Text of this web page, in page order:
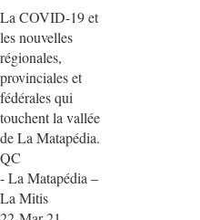
La COVID-19 et
les nouvelles
régionales,
provinciales et
fédérales qui
touchent la vallée
de La Matapédia.
QC
- La Matapédia –
La Mitis